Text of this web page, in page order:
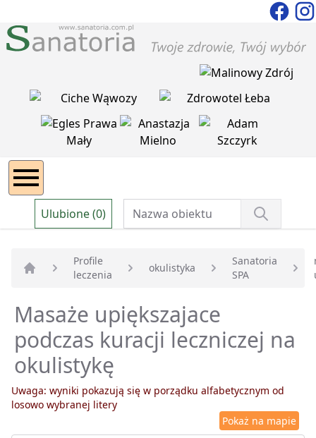
Ulubione (0)
Strona główna
Profile
leczenia
okulistyka
Sanatoria
SPA
Masaże upiększajace
podczas kuracji leczniczej na
okulistykę
Uwaga: wyniki pokazują się w porządku alfabetycznym od
losowo wybranej litery
Pokaż na mapie